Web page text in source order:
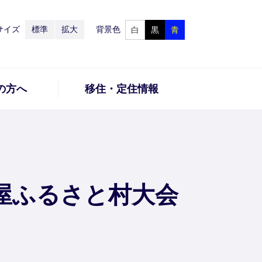
イズ 標準 拡大 背景色 白 黒 青
方へ 移住・定住情報
ふるさと村大会